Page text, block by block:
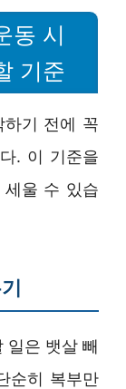
동 시
기준
기 전에 꼭
. 이 기준을
울 수 있습
일은 뱃살 빼
순히 복부만